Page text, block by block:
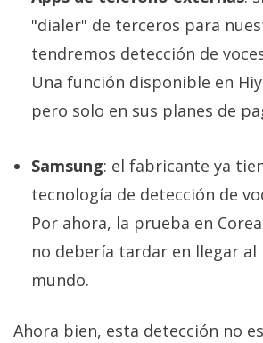
"dialer" de terceros para
tendremos detección de
Una función disponible en
pero solo en sus planes de
Samsung: el fabricante ya
tecnología de detección de
Por ahora, la prueba en
no debería tardar en llegar al
mundo.
Ahora bien, esta detección no